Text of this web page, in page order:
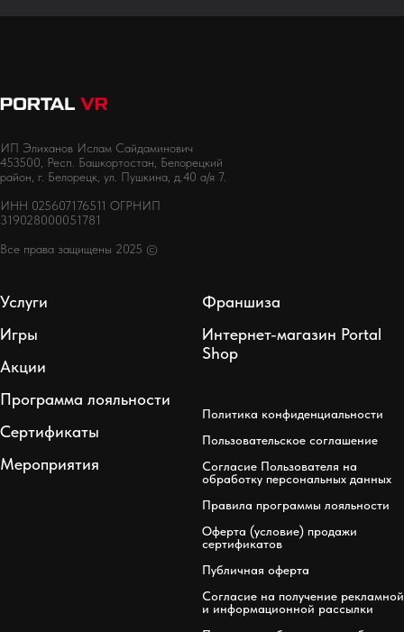
ИП Элиханов Ислам Сайдаминович
453500, Респ. Башкортостан, Белорецкий
район, г. Белорецк, ул. Пушкина, д.40 а/я 7.
ИНН 025607176511 ОГРНИП
319028000051781
Все права защищены 2025 ©
Услуги
Игры
Акции
Программа лояльности
Сертификаты
Мероприятия
Франшиза
Интернет-магазин Portal
Shop
Политика конфиденциальности
Пользовательское соглашение
Согласие Пользователя на
обработку персональных данных
Правила программы лояльности
Оферта (условие) продажи
сертификатов
Публичная оферта
Согласие на получение рекламной
и информационной рассылки